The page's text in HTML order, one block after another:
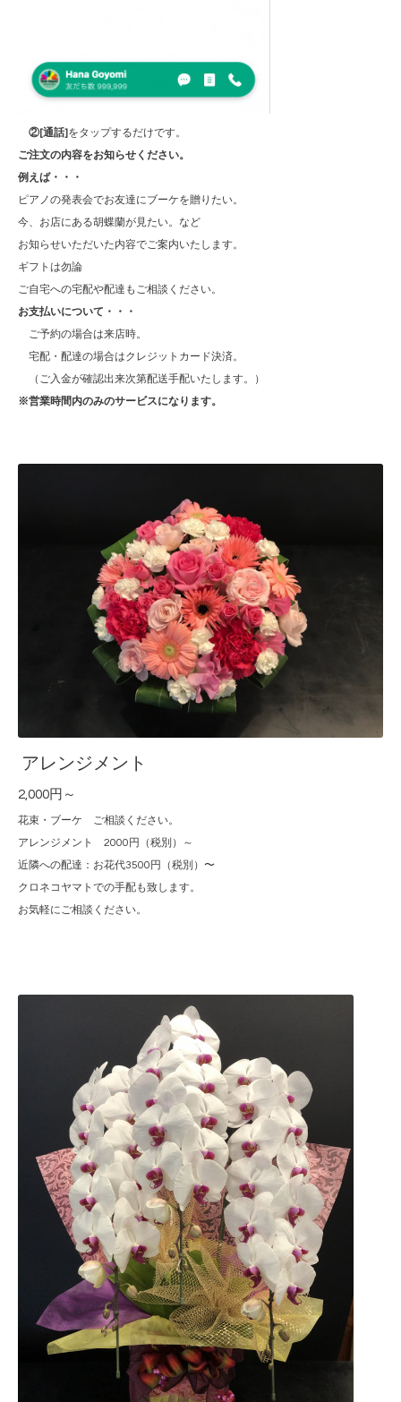
②[通話] をタップするだけです。
ご注文の内容をお知らせください。
例えば・・・
ピアノの発表会でお友達にブーケを贈りたい。
今、お店にある胡蝶蘭が見たい。など
お知らせいただいた内容でご案内いたします。
ギフトは勿論
ご自宅への宅配や配達もご相談ください。
お支払いについて・・・
ご予約の場合は来店時。
宅配・配達の場合はクレジットカード決済。
（ご入金が確認出来次第配送手配いたします。）
※営業時間内のみのサービスになります。
アレンジメント
2,000円～
花束・ブーケ ご相談ください。
アレンジメント 2000円（税別）～
近隣への配達：お花代3500円（税別）〜
クロネコヤマトでの手配も致します。
お気軽にご相談ください。